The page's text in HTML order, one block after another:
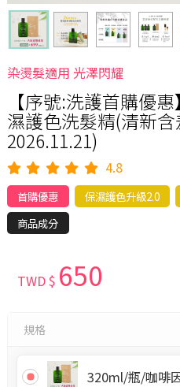
染燙髮適用 光澤閃耀
【序號:洗護首購優
濕護色洗髮精(清新
2026.11.21)
4.8
首購優惠 保濕護色升級2.0
商品成分
TWD $ 650
規格
320ml/瓶/咖啡